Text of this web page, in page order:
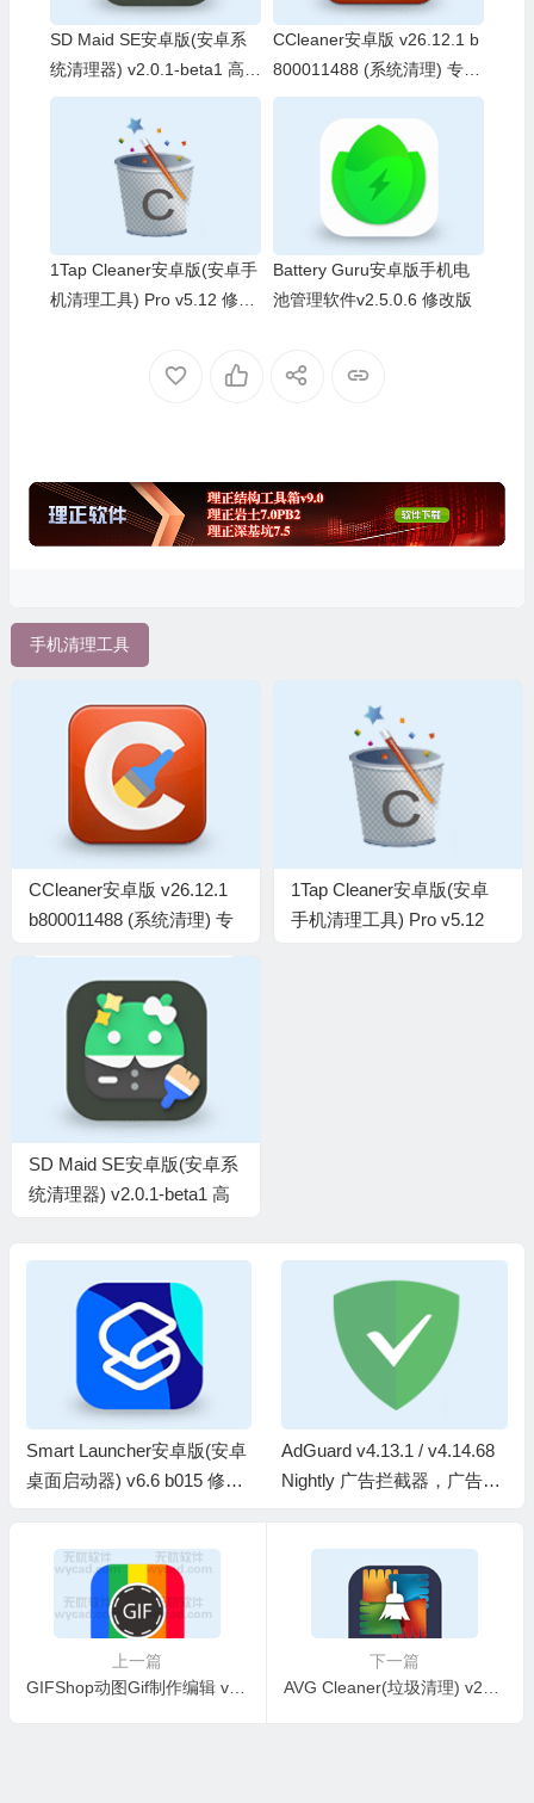
SD Maid SE安卓版(安卓系
统清理器) v2.0.1-beta1 高级
版
CCleaner安卓版 v26.12.1 b
800011488 (系统清理) 专业
版
1Tap Cleaner安卓版(安卓手
机清理工具) Pro v5.12 修改
Battery Guru安卓版手机电
池管理软件v2.5.0.6 修改版
手机清理工具
CCleaner安卓版 v26.12.1
b800011488 (系统清理) 专
1Tap Cleaner安卓版(安卓
手机清理工具) Pro v5.12
SD Maid SE安卓版(安卓系
统清理器) v2.0.1-beta1 高
Smart Launcher安卓版(安卓
桌面启动器) v6.6 b015 修改
AdGuard v4.13.1 / v4.14.68
Nightly 广告拦截器，广告内
上一篇
GIFShop动图Gif制作编辑 v3.1.1 解锁Pro专业版
下一篇
AVG Cleaner(垃圾清理) v26.12.2 b800011489 修改版